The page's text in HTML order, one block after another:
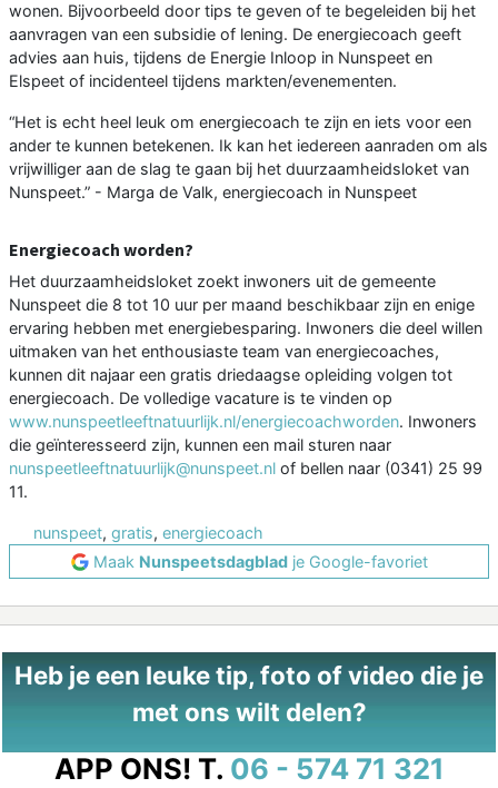
wonen. Bijvoorbeeld door tips te geven of te begeleiden bij het
aanvragen van een subsidie of lening. De energiecoach geeft
advies aan huis, tijdens de Energie Inloop in Nunspeet en
Elspeet of incidenteel tijdens markten/evenementen.
“Het is echt heel leuk om energiecoach te zijn en iets voor een
ander te kunnen betekenen. Ik kan het iedereen aanraden om als
vrijwilliger aan de slag te gaan bij het duurzaamheidsloket van
Nunspeet.” - Marga de Valk, energiecoach in Nunspeet
Energiecoach worden?
Het duurzaamheidsloket zoekt inwoners uit de gemeente
Nunspeet die 8 tot 10 uur per maand beschikbaar zijn en enige
ervaring hebben met energiebesparing. Inwoners die deel willen
uitmaken van het enthousiaste team van energiecoaches,
kunnen dit najaar een gratis driedaagse opleiding volgen tot
energiecoach. De volledige vacature is te vinden op
www.nunspeetleeftnatuurlijk.nl/energiecoachworden. Inwoners
die geïnteresseerd zijn, kunnen een mail sturen naar
nunspeetleeftnatuurlijk@nunspeet.nl of bellen naar (0341) 25 99
11.
nunspeet, gratis, energiecoach
Maak Nunspeetsdagbladje Google-favoriet
Heb je een leuke tip, foto of video die je
met ons wilt delen?
APP ONS! T. 06 - 574 71 321